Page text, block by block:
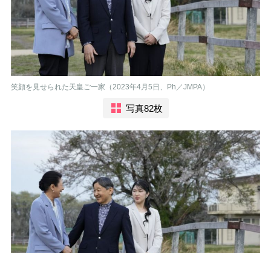
笑顔を見せられた天皇ご一家（2023年4月5日、Ph／JMPA）
写真82枚